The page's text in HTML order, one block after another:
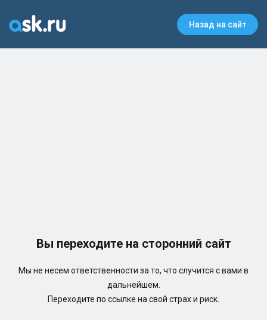
Назад на сайт
Вы переходите на сторонний сайт
Мы не несем ответственности за то, что случится с вами в
дальнейшем.
Переходите по ссылке на свой страх и риск.